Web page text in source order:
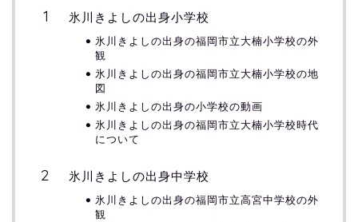
氷川きよしの出身小学校
氷川きよしの出身の福岡市立大楠小学校の外
観
氷川きよしの出身の福岡市立大楠小学校の地
図
氷川きよしの出身の小学校の動画
氷川きよしの出身の福岡市立大楠小学校時代
について
氷川きよしの出身中学校
氷川きよしの出身の福岡市立高宮中学校の外
観